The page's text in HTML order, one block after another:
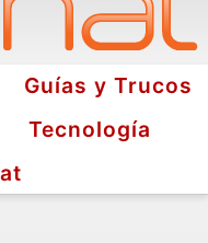
Guías y Trucos
Tecnología